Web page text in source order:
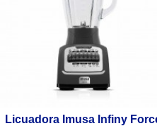
Licuadora Imusa Infiny